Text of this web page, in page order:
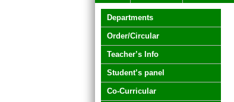
Departments
Order/Circular
Teacher’s Info
Student’s panel
Co-Curricular